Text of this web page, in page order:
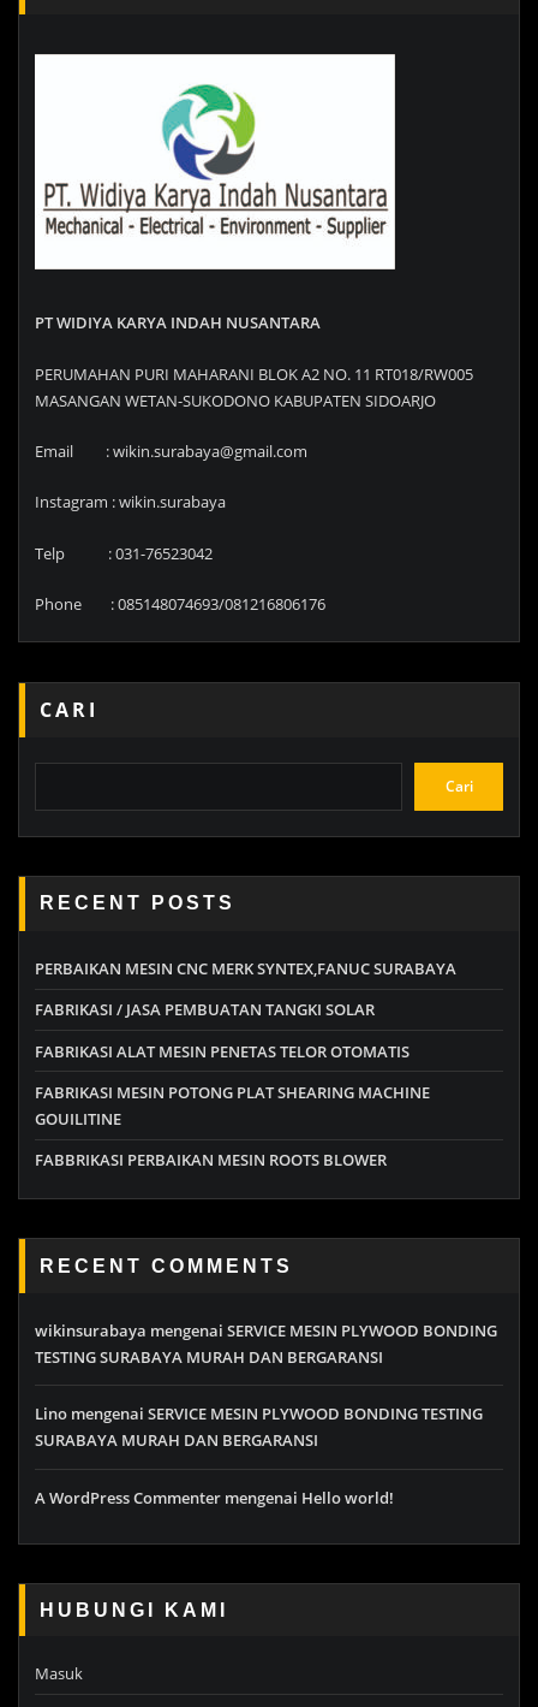
PT WIDIYA KARYA INDAH NUSANTARA
PERUMAHAN PURI MAHARANI BLOK A2 NO. 11 RT018/RW005
MASANGAN WETAN-SUKODONO KABUPATEN SIDOARJO
Email : wikin.surabaya@gmail.com
Instagram : wikin.surabaya
Telp : 031-76523042
Phone : 085148074693/081216806176
CARI
Cari
RECENT POSTS
PERBAIKAN MESIN CNC MERK SYNTEX,FANUC SURABAYA
FABRIKASI / JASA PEMBUATAN TANGKI SOLAR
FABRIKASI ALAT MESIN PENETAS TELOR OTOMATIS
FABRIKASI MESIN POTONG PLAT SHEARING MACHINE
GOUILITINE
FABBRIKASI PERBAIKAN MESIN ROOTS BLOWER
RECENT COMMENTS
wikinsurabaya mengenai SERVICE MESIN PLYWOOD BONDING
TESTING SURABAYA MURAH DAN BERGARANSI
Lino mengenai SERVICE MESIN PLYWOOD BONDING TESTING
SURABAYA MURAH DAN BERGARANSI
A WordPress Commenter mengenai Hello world!
HUBUNGI KAMI
Masuk